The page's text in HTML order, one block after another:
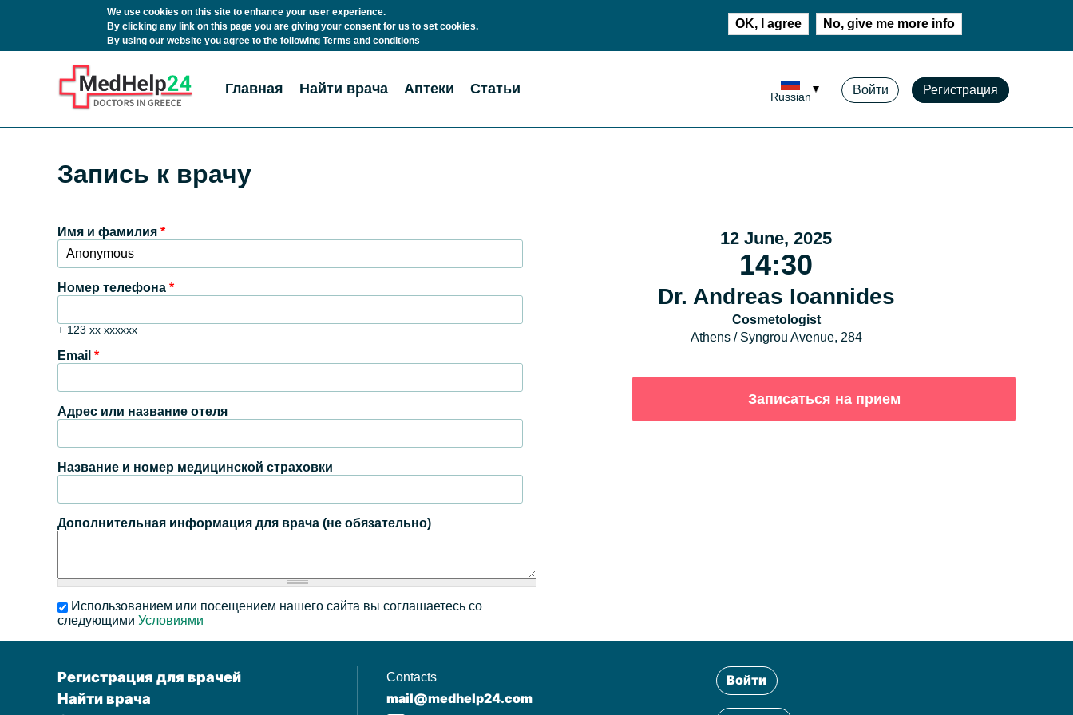
We use cookies on this site to enhance your user experience.
By clicking any link on this page you are giving your consent for us to set cookies.
By using our website you agree to the followingTerms and conditions
OK, I agree No, give me more info
Главная Найти врача Аптеки Статьи Russian Войти Регистрация
Запись к врачу
Имя и фамилия *
Номер телефона *
+ 123 xx xxxxxx
Email *
Адрес или название отеля
Название и номер медицинской страховки
Дополнительная информация для врача (не обязательно)
Использованием или посещением нашего сайта вы соглашаетесь со
следующими Условиями
12 June, 2025
14:30
Dr. Andreas Ioannides
Cosmetologist
Athens / Syngrou Avenue, 284
Регистрация для врачей
Найти врача
Contacts
mail@medhelp24.com
Войти